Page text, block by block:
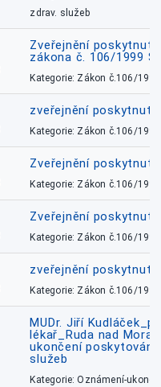
zdrav. služeb
Zveřejnění
zákona č. 106/1999
Kategorie: Zákon č.106/1999
zveřejnění
Kategorie: Zákon č.106/1999
Zveřejnění
Kategorie: Zákon č.106/1999
Zveřejnění
Kategorie: Zákon č.106/1999
zveřejnění
Kategorie: Zákon č.106/1999
MUDr. Jiří
lékař_Ruda nad
ukončení
služeb
Kategorie: Oznámení-